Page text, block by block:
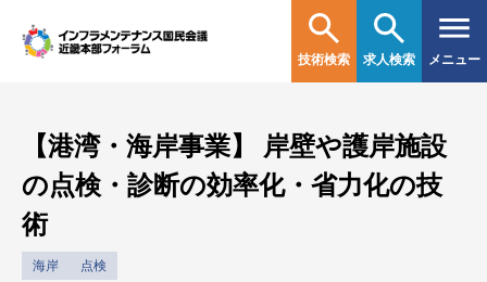
技術検索 求人検索 メニュー
【港湾・海岸事業】 岸壁や護岸施設
の点検・診断の効率化・省力化の技
術
海岸 点検